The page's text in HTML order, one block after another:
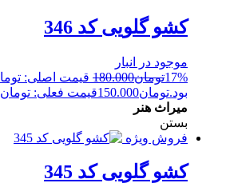
کشو گلویی کد 346
موجود در انبار
17%تومان180.000
بود.تومان150.000قیمت فعلی: تومان150.000.
میراث هنر
بستن
فروش ویژه
کشو گلویی کد 345